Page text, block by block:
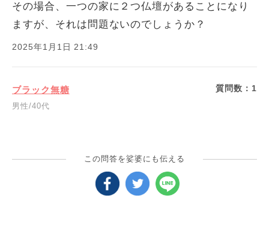
その場合、一つの家に２つ仏壇があることになり
ますが、それは問題ないのでしょうか？
2025年1月1日 21:49
ブラック無糖
男性/40代
質問数： 1
この問答を娑婆にも伝える